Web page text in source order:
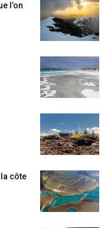
l’on
côte